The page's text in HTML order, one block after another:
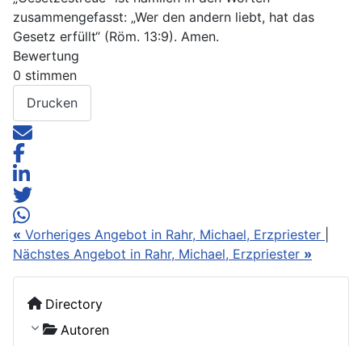
Directory
Autoren
zusammengefasst: „Wer den andern liebt, hat das
Gesetz erfüllt“ (Röm. 13:9). Amen.
Bewertung
0 stimmen
Drucken
« Vorheriges Angebot in Rahr, Michael, Erzpriester
Nächstes Angebot in Rahr, Michael, Erzpriester »